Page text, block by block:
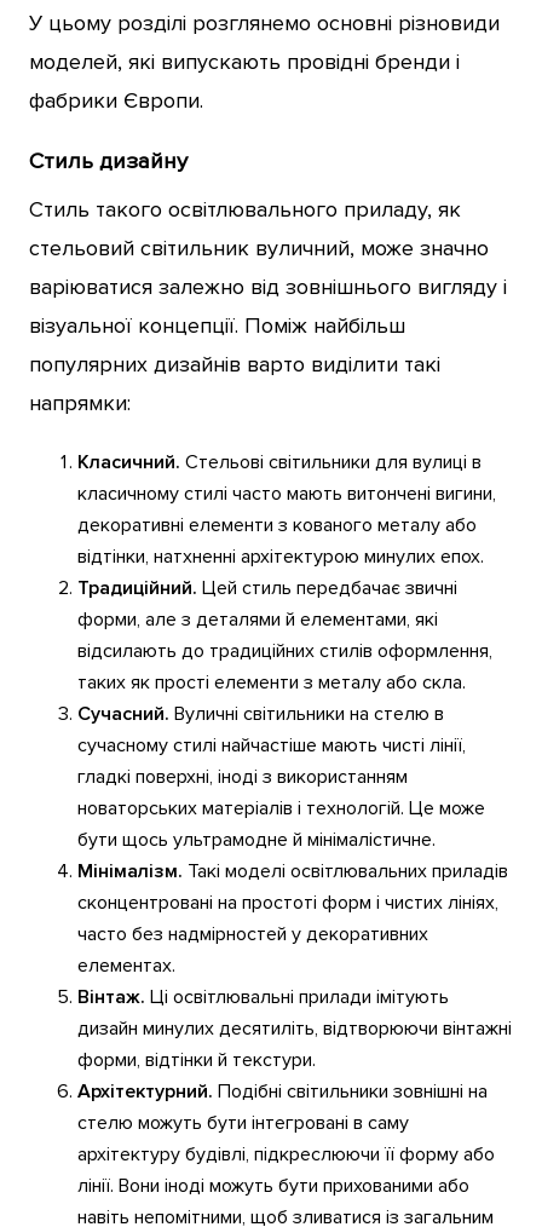
У цьому розділі розглянемо основні різновиди
моделей, які випускають провідні бренди і
фабрики Європи.
Стиль дизайну
Стиль такого освітлювального приладу, як
стельовий світильник вуличний, може значно
варіюватися залежно від зовнішнього вигляду і
візуальної концепції. Поміж найбільш
популярних дизайнів варто виділити такі
напрямки:
Класичний. Стельові світильники для вулиці в
класичному стилі часто мають витончені вигини,
декоративні елементи з кованого металу або
відтінки, натхненні архітектурою минулих епох.
Традиційний. Цей стиль передбачає звичні
форми, але з деталями й елементами, які
відсилають до традиційних стилів оформлення,
таких як прості елементи з металу або скла.
Сучасний. Вуличні світильники на стелю в
сучасному стилі найчастіше мають чисті лінії,
гладкі поверхні, іноді з використанням
новаторських матеріалів і технологій. Це може
бути щось ультрамодне й мінімалістичне.
Мінімалізм. Такі моделі освітлювальних приладів
сконцентровані на простоті форм і чистих лініях,
часто без надмірностей у декоративних
елементах.
Вінтаж. Ці освітлювальні прилади імітують
дизайн минулих десятиліть, відтворюючи вінтажні
форми, відтінки й текстури.
Архітектурний. Подібні світильники зовнішні на
стелю можуть бути інтегровані в саму
архітектуру будівлі, підкреслюючи її форму або
лінії. Вони іноді можуть бути прихованими або
навіть непомітними, щоб зливатися із загальним